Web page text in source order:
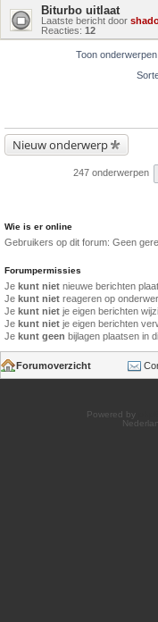
Biturbo uitlaat
Laatste bericht door
Reacties: 12
Toon
Nieuw onderwerp
247 onderwerpen
Wie is er online
Gebruikers op dit forum: Geen
Forumpermissies
Je kunt niet nieuwe berichten
Je kunt niet reageren op
Je kunt niet je eigen berichten
Je kunt niet je eigen berichten
Je kunt geen bijlagen plaatsen in
Forumoverzicht
Powered by